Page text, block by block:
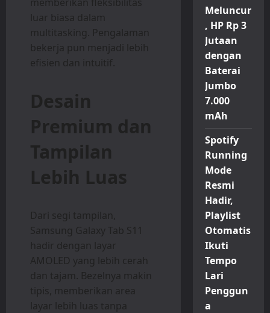
luar biasa dalam
multitasking. Pengalaman
bekerja pun menjadi lebih
efisien dan intuitif.
Desain
Premium dan
Tampilan
Lebih Luas
Dari segi tampilan,
Samsung Galaxy Tab S11
hadir dengan layar
AMOLED yang lebih cerah
dan tajam. Bezelnya makin
tipis, memberikan area
layar lebih luas tanpa
Meluncur
, HP Rp 3
Jutaan
dengan
Baterai
Jumbo
7.000
mAh
Spotify
Running
Mode
Resmi
Hadir,
Playlist
Otomatis
Ikuti
Tempo
Lari
Penggun
a